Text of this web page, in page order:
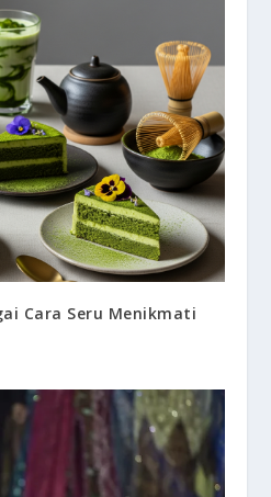
Cara Seru Menikmati